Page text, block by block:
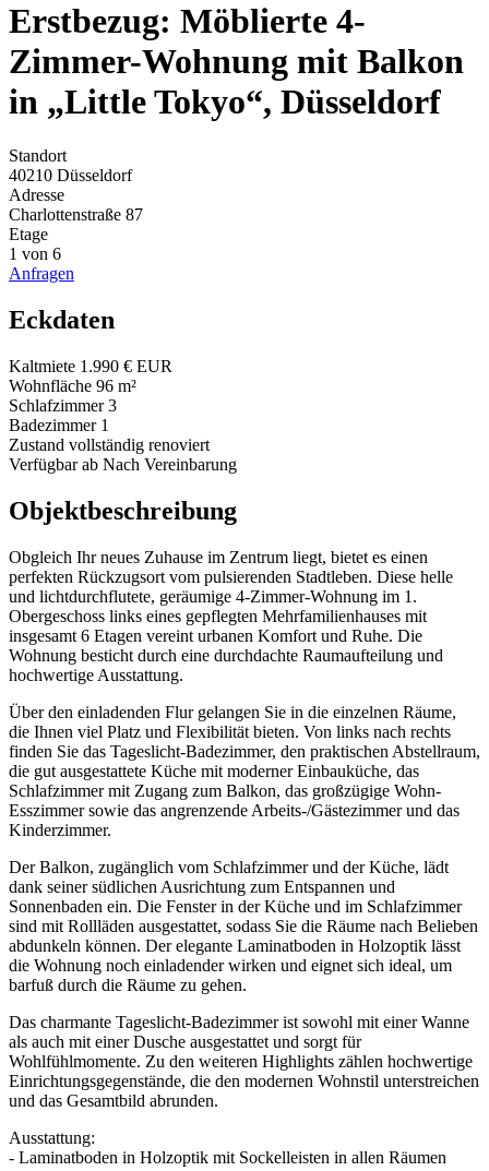
Erstbezug: Möblierte 4-
Zimmer-Wohnung mit Balkon
in „Little Tokyo“, Düsseldorf
Standort
40210 Düsseldorf
Adresse
Charlottenstraße 87
Etage
1 von 6
Anfragen
Eckdaten
Kaltmiete 1.990 € EUR
Wohnfläche 96 m²
Schlafzimmer 3
Badezimmer 1
Zustand vollständig renoviert
Verfügbar ab Nach Vereinbarung
Objektbeschreibung
Obgleich Ihr neues Zuhause im Zentrum liegt, bietet es einen
perfekten Rückzugsort vom pulsierenden Stadtleben. Diese helle
und lichtdurchflutete, geräumige 4-Zimmer-Wohnung im 1.
Obergeschoss links eines gepflegten Mehrfamilienhauses mit
insgesamt 6 Etagen vereint urbanen Komfort und Ruhe. Die
Wohnung besticht durch eine durchdachte Raumaufteilung und
hochwertige Ausstattung.
Über den einladenden Flur gelangen Sie in die einzelnen Räume,
die Ihnen viel Platz und Flexibilität bieten. Von links nach rechts
finden Sie das Tageslicht-Badezimmer, den praktischen Abstellraum,
die gut ausgestattete Küche mit moderner Einbauküche, das
Schlafzimmer mit Zugang zum Balkon, das großzügige Wohn-
Esszimmer sowie das angrenzende Arbeits-/Gästezimmer und das
Kinderzimmer.
Der Balkon, zugänglich vom Schlafzimmer und der Küche, lädt
dank seiner südlichen Ausrichtung zum Entspannen und
Sonnenbaden ein. Die Fenster in der Küche und im Schlafzimmer
sind mit Rollläden ausgestattet, sodass Sie die Räume nach Belieben
abdunkeln können. Der elegante Laminatboden in Holzoptik lässt
die Wohnung noch einladender wirken und eignet sich ideal, um
barfuß durch die Räume zu gehen.
Das charmante Tageslicht-Badezimmer ist sowohl mit einer Wanne
als auch mit einer Dusche ausgestattet und sorgt für
Wohlfühlmomente. Zu den weiteren Highlights zählen hochwertige
Einrichtungsgegenstände, die den modernen Wohnstil unterstreichen
und das Gesamtbild abrunden.
Ausstattung:
- Laminatboden in Holzoptik mit Sockelleisten in allen Räumen